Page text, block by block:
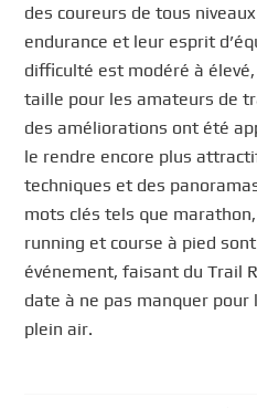
des coureurs de tous
endurance et leur esprit
difficulté est modéré à
taille pour les amateurs de
des améliorations ont été
le rendre encore plus
techniques et des
mots clés tels que
running et course à pied
événement, faisant du Trail
date à ne pas manquer
plein air.